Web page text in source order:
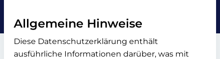
Allgemeine Hinweise
Diese Datenschutzerklärung enthält
ausführliche Informationen darüber, was mit